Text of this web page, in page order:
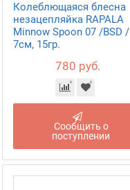
Колеблющаяся блесна
незацепляйка RAPALA
Minnow Spoon 07 /BSD /
7см, 15гр.
780 руб.
Сообщить о
поступлении